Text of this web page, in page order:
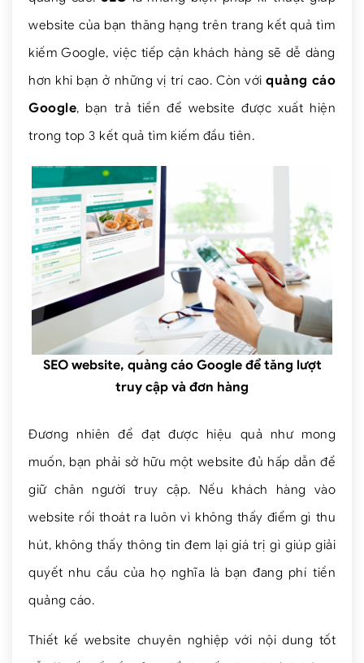
website của bạn thăng hạng trên trang kết quả tìm
kiếm Google, việc tiếp cận khách hàng sẽ dễ dàng
hơn khi bạn ở những vị trí cao. Còn vớiquảng cáo
Google, bạn trả tiền để website được xuất hiện
trong top 3 kết quả tìm kiếm đầu tiên.
SEO website, quảng cáo Google để tăng lượt
truy cập và đơn hàng
Đương nhiên để đạt được hiệu quả như mong
muốn, bạn phải sở hữu một website đủ hấp dẫn để
giữ chân người truy cập. Nếu khách hàng vào
website rồi thoát ra luôn vì không thấy điểm gì thu
hút, không thấy thông tin đem lại giá trị gì giúp giải
quyết nhu cầu của họ nghĩa là bạn đang phí tiền
quảng cáo.
Thiết kế website chuyên nghiệp với nội dung tốt